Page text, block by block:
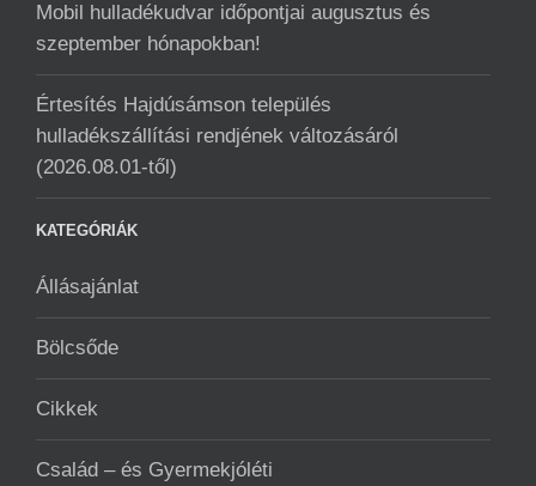
Mobil hulladékudvar ️időpontjai augusztus és
szeptember hónapokban!
Értesítés Hajdúsámson település
hulladékszállítási rendjének változásáról
(2026.08.01-től)
KATEGÓRIÁK
Állásajánlat
Bölcsőde
Cikkek
Család – és Gyermekjóléti